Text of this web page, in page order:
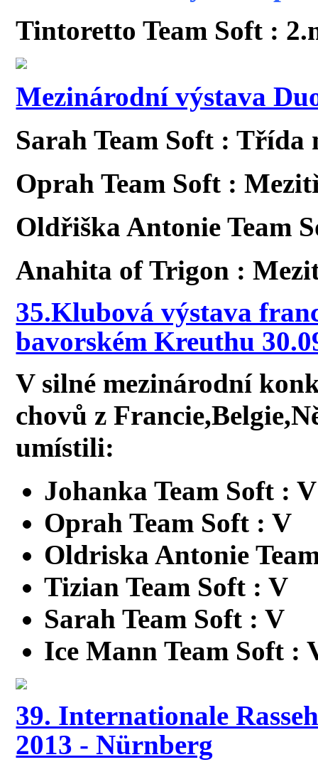
Tintoretto Team Soft :
Mezinárodní výstava
Sarah Team Soft : Třída
Oprah Team Soft :
Oldřiška Antonie Team
Anahita of Trigon :
35.Klubová výstava
bavorském Kreuthu
V silné mezinárodní
chovů z
umístili:
Johanka Team Soft : V
Oprah Team Soft : V
Oldriska Antonie
Tizian Team Soft : V
Sarah Team Soft : V
Ice Mann Team Soft :
39. Internationale
2013 - Nürnberg